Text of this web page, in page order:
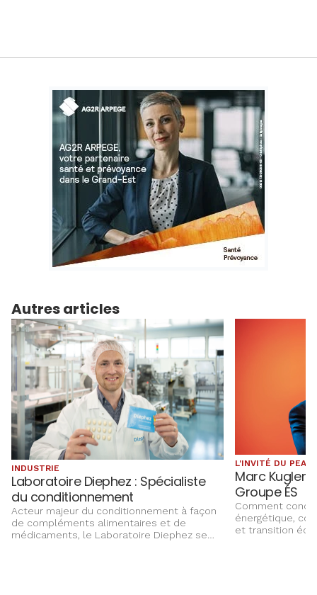
Autres articles
INDUSTRIE
Laboratoire Diephez : Spécialiste
du conditionnement
Acteur majeur du conditionnement à façon
de compléments alimentaires et de
médicaments, le Laboratoire Diephez se
L'INVITÉ DU PEA
Marc Kugler
Groupe ÉS
Comment
énergétique,
et transition